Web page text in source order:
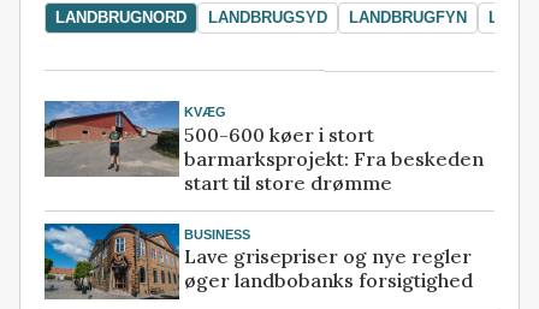
LANDBRUGNORD LANDBRUGSYD LANDBRUGFYN
KVÆG
500-600 køer i stort
barmarksprojekt: Fra beskeden
start til store drømme
BUSINESS
Lave grisepriser og nye regler
øger landbobanks forsigtighed